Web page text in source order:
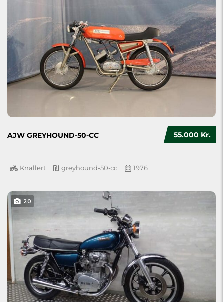
55.000 Kr.
AJW GREYHOUND-50-CC
Knallert greyhound-50-cc 1976
20